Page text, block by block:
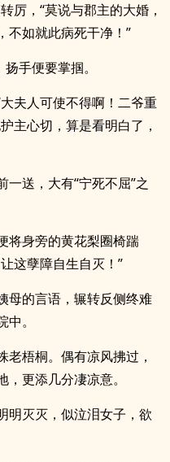
，“莫说与郡主的大婚，
不如就此病死干净！”
手便要掌掴。
夫人可使不得啊！二爷重
主心切，算是看明白了，
送，大有“宁死不屈”之
将身旁的黄花梨圈椅踹
这孽障自生自灭！”
母的言语，辗转反侧终难
。
老梧桐。偶有凉风拂过，
更添几分凄凉意。
明灭灭，似泣泪女子，欲